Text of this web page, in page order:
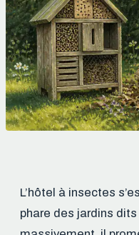
L’hôtel à insectes
phare des jardins